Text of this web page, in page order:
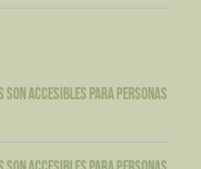
accesibles para personas